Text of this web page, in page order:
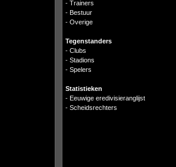
- Trainers
- Bestuur
- Overige
Tegenstanders
- Clubs
- Stadions
- Spelers
Statistieken
- Eeuwige eredivisieranglijst
- Scheidsrechters